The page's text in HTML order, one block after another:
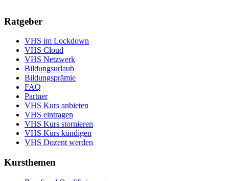
Ratgeber
VHS im Lockdown
VHS Cloud
VHS Netzwerk
Bildungsurlaub
Bildungsprämie
FAQ
Partner
VHS Kurs anbieten
VHS eintragen
VHS Kurs stornieren
VHS Kurs kündigen
VHS Dozent werden
Kursthemen